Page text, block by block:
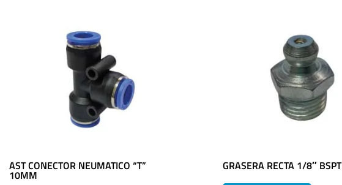
AST CONECTOR NEUMATICO “T”
10MM
GRASERA RECTA 1/8″ BSPT